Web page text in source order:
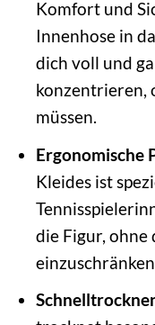
Komfort und
Innenhose in
dich voll und
konzentrieren,
müssen.
Ergonomische
Kleides ist
die Figur,
einzuschränken.